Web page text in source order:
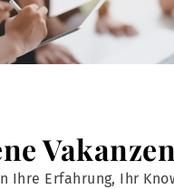
Vakanzen
Ihre Erfahrung, Ihr